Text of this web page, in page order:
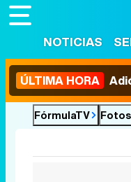
NOTICIAS
ÚLTIMA HORA
FórmulaTV Fotos